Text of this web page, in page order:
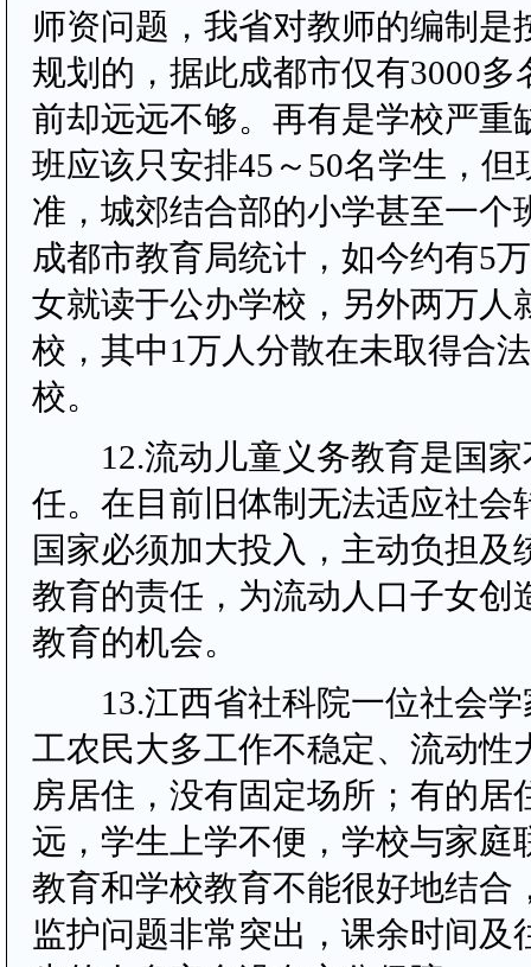
师资问题，我省对教师的编制是
规划的，据此成都市仅有3000多
前却远远不够。再有是学校严重
班应该只安排45～50名学生，但
准，城郊结合部的小学甚至一个
成都市教育局统计，如今约有5
女就读于公办学校，另外两万人
校，其中1万人分散在未取得合
校。
12.流动儿童义务教育是国家
任。在目前旧体制无法适应社会
国家必须加大投入，主动负担及
教育的责任，为流动人口子女创
教育的机会。
13.江西省社科院一位社会学
工农民大多工作不稳定、流动性
房居住，没有固定场所；有的居
远，学生上学不便，学校与家庭
教育和学校教育不能很好地结合
监护问题非常突出，课余时间及